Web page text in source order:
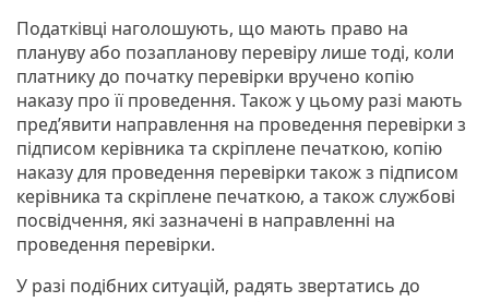
Податківці наголошують, що мають право на
плануву або позапланову перевіру лише тоді, коли
платнику до початку перевірки вручено копію
наказу про її проведення. Також у цьому разі мають
пред’явити направлення на проведення перевірки з
підписом керівника та скріплене печаткою, копію
наказу для проведення перевірки також з підписом
керівника та скріплене печаткою, а також службові
посвідчення, які зазначені в направленні на
проведення перевірки.
У разі подібних ситуацій, радять звертатись до